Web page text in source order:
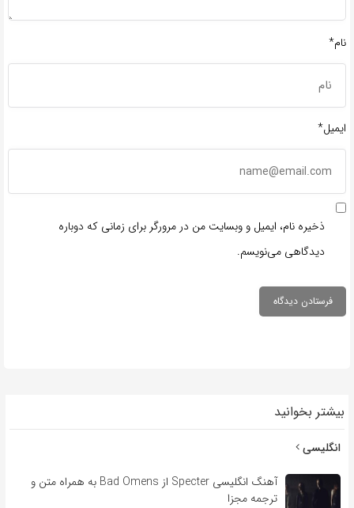
نام*
ایمیل*
ذخیره نام، ایمیل و وبسایت من در مرورگر برای زمانی که دوباره
دیدگاهی می‌نویسم.
بیشتر بخوانید
انگلیسی
آهنگ انگلیسی Specter از Bad Omens به همراه متن و
ترجمه مجزا